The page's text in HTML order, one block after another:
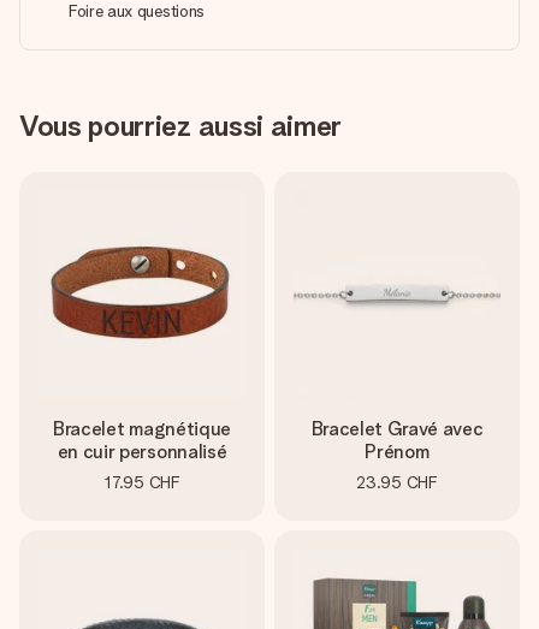
Foire aux questions
Vous pourriez aussi aimer
Bracelet magnétique
en cuir personnalisé
17.95 CHF
Bracelet Gravé avec
Prénom
23.95 CHF